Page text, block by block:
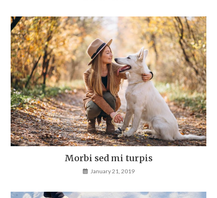
Morbi sed mi turpis
January 21, 2019